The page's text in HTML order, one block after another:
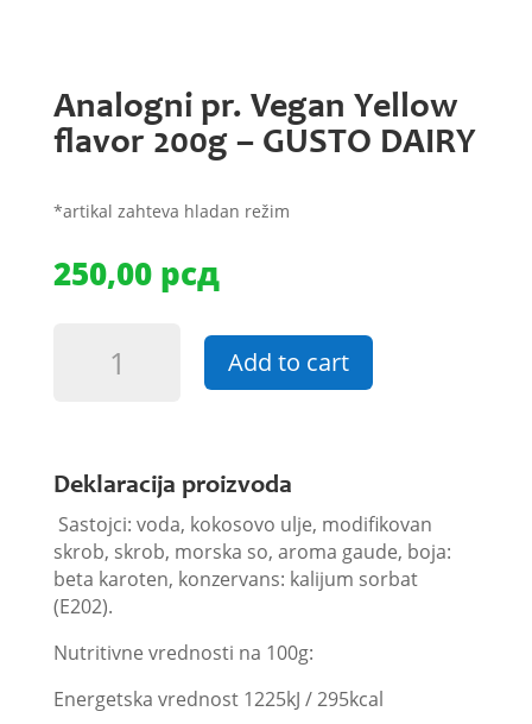
Analogni pr. Vegan Yellow
flavor 200g – GUSTO DAIRY
*artikal zahteva hladan režim
250,00 рсд
200g
GUSTO
DAIRY
quantity
Add to cart
Deklaracija proizvoda
Sastojci: voda, kokosovo ulje, modifikovan
skrob, skrob, morska so, aroma gaude, boja:
beta karoten, konzervans: kalijum sorbat
(E202).
Nutritivne vrednosti na 100g:
Energetska vrednost 1225kJ / 295kcal